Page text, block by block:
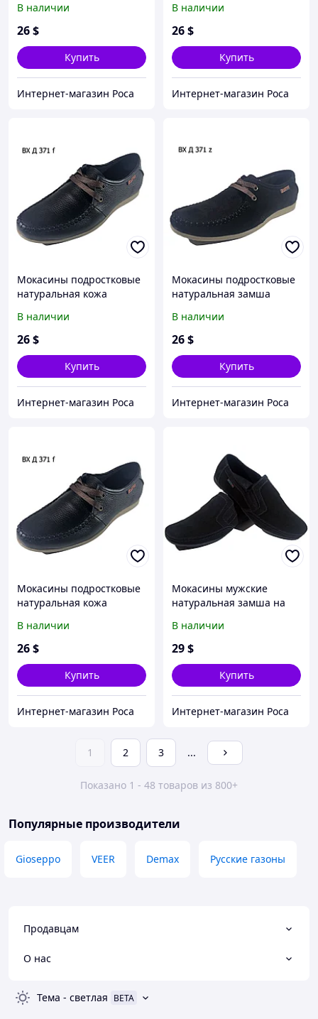
(Д371-1чз) 36
В наличии
26$
Купить
Интернет-магазин Роса
(Д371-1чк) 37
В наличии
26$
Купить
Интернет-магазин Роса
Мокасины подростковые
натуральная кожа
(Д371-1чк) 35
В наличии
26$
Купить
Интернет-магазин Роса
Мокасины подростковые
натуральная замша
(Д371-1чз) 38
В наличии
26$
Купить
Интернет-магазин Роса
Мокасины подростковые
натуральная кожа
(Д371-1чк) 38
В наличии
26$
Купить
Интернет-магазин Роса
Мокасины мужские
натуральная замша на
В наличии
29$
Купить
Интернет-магазин Роса
1 2 3 ...
Показано 1 - 48 товаров из 800+
Популярные производители
Gioseppo VEER Demax Русские газоны
Продавцам
О нас
Тема - светлая BETA